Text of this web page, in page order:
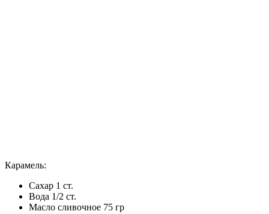
Карамель:
Сахар 1 ст.
Вода 1/2 ст.
Масло сливочное 75 гр